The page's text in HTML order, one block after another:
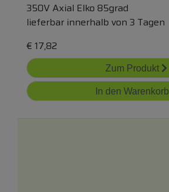
350V Axial Elko 85grad
lieferbar innerhalb von 3 Tagen
€ 17,82
Zum Produkt
In den Warenkorb